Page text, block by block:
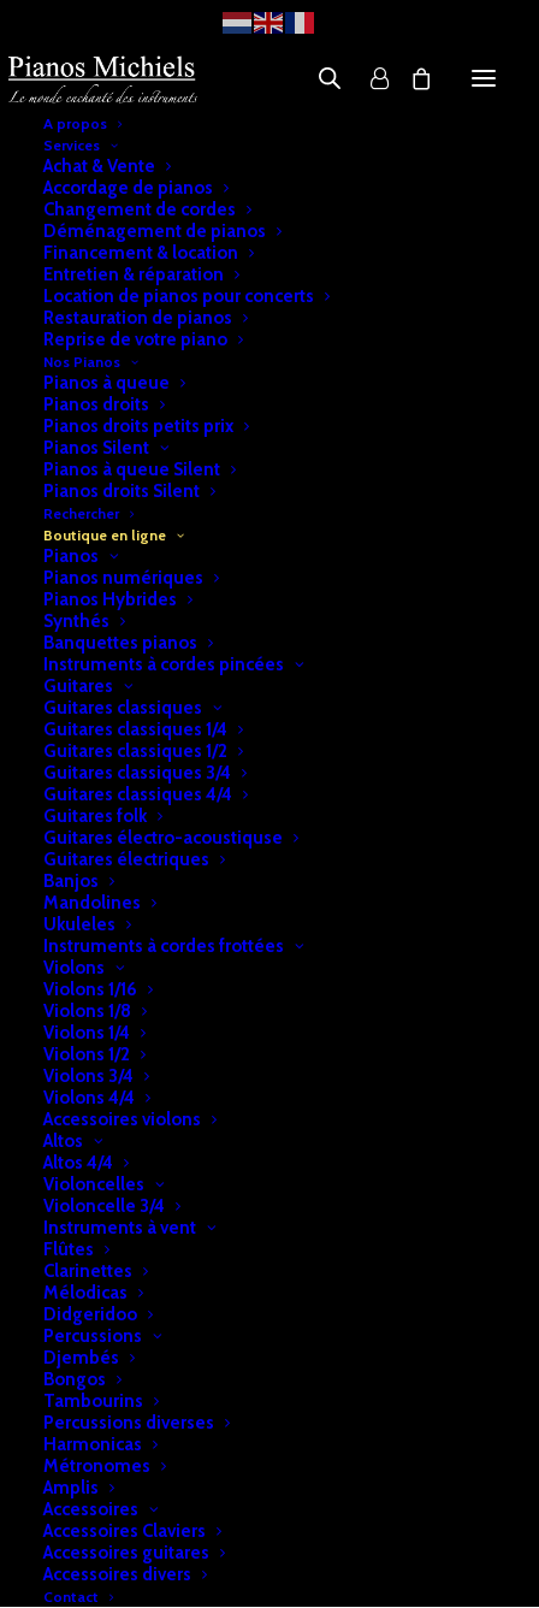
A propos
Services
Achat & Vente
Accordage de pianos
Changement de cordes
Déménagement de pianos
Financement & location
Entretien & réparation
Location de pianos pour concerts
Restauration de pianos
Reprise de votre piano
Nos Pianos
Pianos à queue
Pianos droits
Pianos droits petits prix
Pianos Silent
Pianos à queue Silent
Pianos droits Silent
Rechercher
Boutique en ligne
Pianos
Pianos numériques
Pianos Hybrides
Synthés
Banquettes pianos
Instruments à cordes pincées
Guitares
Guitares classiques
Guitares classiques 1/4
Guitares classiques 1/2
Guitares classiques 3/4
Guitares classiques 4/4
Guitares folk
Guitares électro-acoustiquse
Guitares électriques
Banjos
Mandolines
Ukuleles
Instruments à cordes frottées
Violons
Violons 1/16
Violons 1/8
Violons 1/4
Violons 1/2
Violons 3/4
Violons 4/4
Accessoires violons
Altos
Altos 4/4
Violoncelles
Violoncelle 3/4
Instruments à vent
Flûtes
Clarinettes
Mélodicas
Didgeridoo
Percussions
Djembés
Bongos
Tambourins
Percussions diverses
Harmonicas
Métronomes
Amplis
Accessoires
Accessoires Claviers
Accessoires guitares
Accessoires divers
Contact
Boutique
PIANOS MICHIELS
Piano d’occasion
Hoffman &
Kühne
€5.590,00
€ 2.680,00
Piano droit Wilh.
Bernstein noir
€2.680,00 Le
prix
initial
était :
€ 2.680,00.
€
Paiements sécurisés
Service client